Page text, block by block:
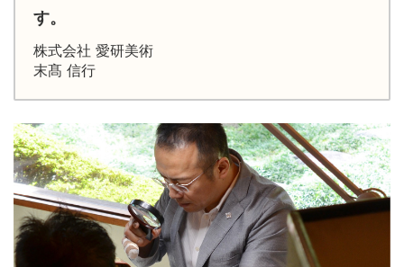
す。
株式会社 愛研美術
末髙 信行